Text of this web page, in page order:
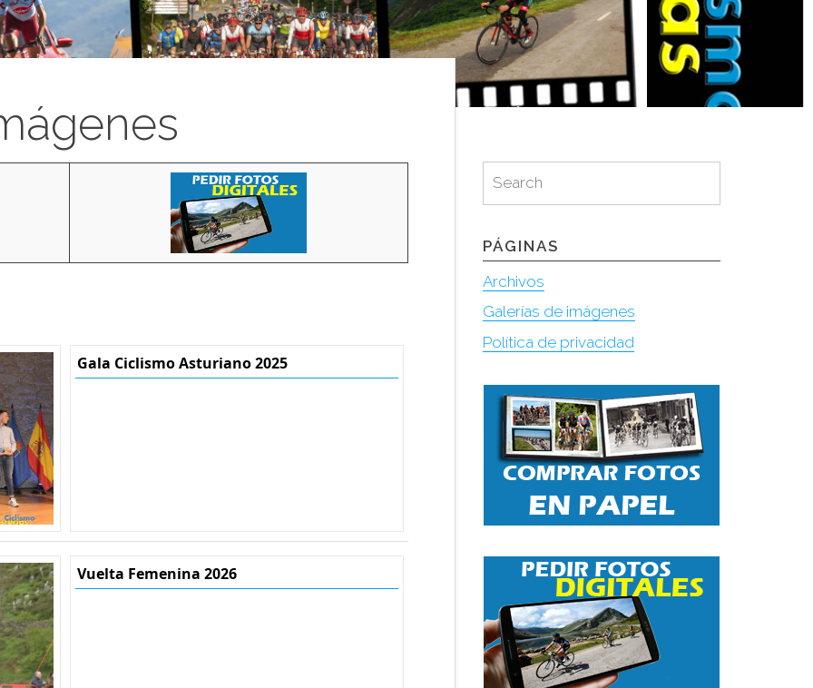
Gala Ciclismo Asturiano 2025
Vuelta Femenina 2026
for:
Search
PÁGINAS
Archivos
Galerías de imágenes
Política de privacidad